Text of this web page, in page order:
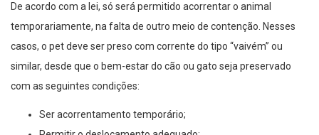
De acordo com a lei, só será permitido acorrentar o animal
temporariamente, na falta de outro meio de contenção. Nesses
casos, o pet deve ser preso com corrente do tipo “vaivém” ou
similar, desde que o bem-estar do cão ou gato seja preservado
com as seguintes condições:
Ser acorrentamento temporário;